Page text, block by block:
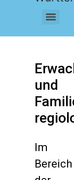
und
Im
Bereich